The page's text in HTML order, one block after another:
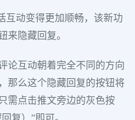
互动变得更加顺畅，该新功
来隐藏回复。
论互动朝着完全不同的方向
那么这个隐藏回复的按钮将
需点击推文旁边的灰色按
复）”即可。